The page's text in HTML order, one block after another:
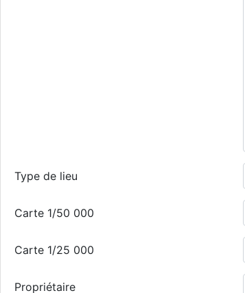
Type de lieu
Carte 1/50 000
Carte 1/25 000
Propriétaire